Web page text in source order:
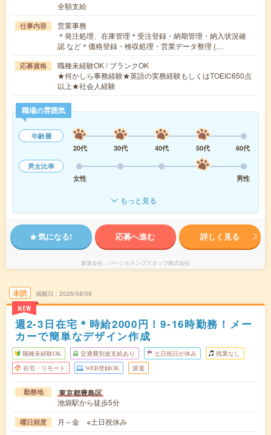
全額支給
仕事内容
営業事務
＊発注処理、在庫管理＊受注登録・納期管理・納入状況確
認 など＊価格登録・検収処理・営業データ整理 (…
応募資格
職種未経験OK / ブランクOK
★何かしら事務経験★英語の実務経験もしくはTOEIC650点
以上★社会人経験
職場の雰囲気
年齢層
20代
30代 40代 50代
60代
男女比率
女性
男性
もっと見る
気になる! 応募へ進む 詳しく見る
派遣会社 パーソルテンプスタッフ株式会社
未読
NEW
掲載日 2026/08/06
週2-3日在宅＊時給2000円！9-16時勤務！メー
カーで簡単なデザイン作成
職種未経験OK 交通費別途支給あり 土日祝日が休み 残業なし
在宅・リモート WEB登録OK 派遣
勤務地 東京都豊島区
池袋駅から徒歩5分
曜日頻度 月～金 ※土日祝休み